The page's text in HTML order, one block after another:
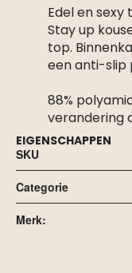
Edel en sexy
Stay up
top.
een anti-slip
88%
verandering
EIGENSCHAPPEN
SKU
Categorie
Merk: